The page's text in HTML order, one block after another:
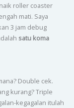
roller coaster
mati. Saya
3 jam debug
satu koma
Double cek.
kurang? Triple
kegagalan itulah